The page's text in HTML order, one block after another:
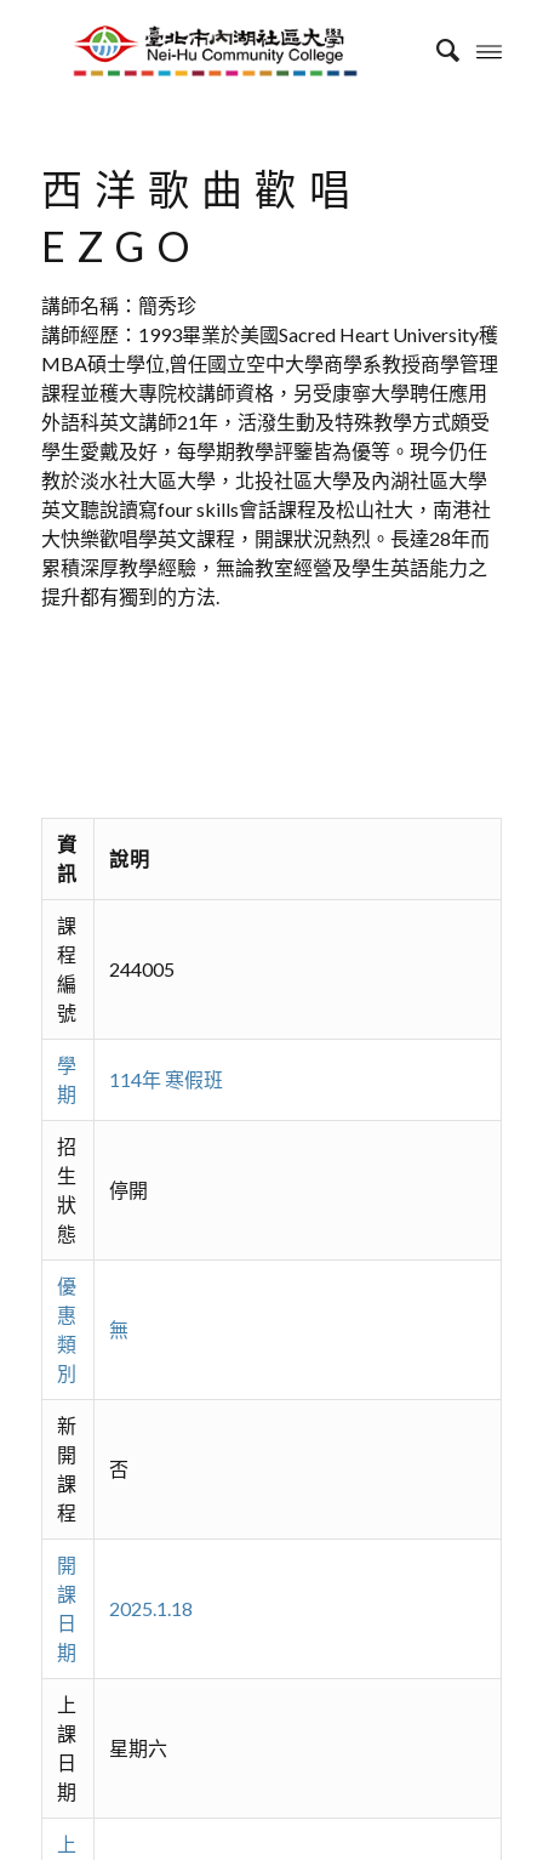
西洋歌曲歡唱
EZGO
講師名稱：簡秀珍
講師經歷：1993畢業於美國Sacred Heart University穫
MBA碩士學位,曾任國立空中大學商學系教授商學管理
課程並穫大專院校講師資格，另受康寧大學聘任應用
外語科英文講師21年，活潑生動及特殊教學方式頗受
學生愛戴及好，每學期教學評鑒皆為優等。現今仍任
教於淡水社大區大學，北投社區大學及內湖社區大學
英文聽說讀寫four skills會話課程及松山社大，南港社
大快樂歡唱學英文課程，開課狀況熱烈。長達28年而
累積深厚教學經驗，無論教室經營及學生英語能力之
提升都有獨到的方法.
資
訊
說明
課
程
編
號
244005
學
期
114年 寒假班
招
生
狀
態
停開
優
惠
類
別
無
新
開
課
程
否
開
課
日
期
2025.1.18
上
課
日
期
星期六
上